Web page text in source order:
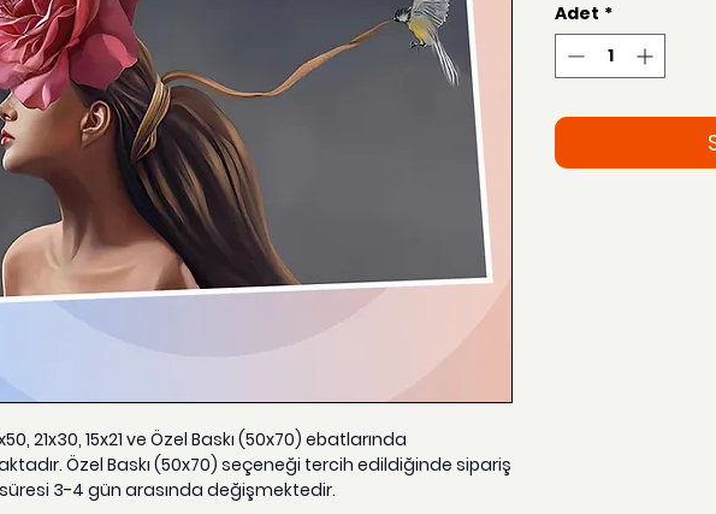
21x30, 15x21 ve Özel Baskı (50x70) ebatlarında
Özel Baskı (50x70) seçeneği tercih edildiğinde sipariş
3-4 gün arasında değişmektedir.
Adet *